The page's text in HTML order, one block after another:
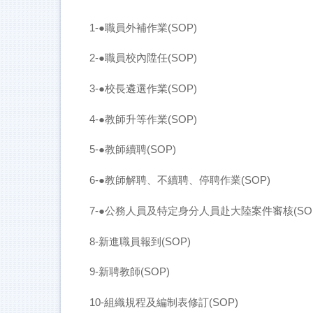
1-●職員外補作業(SOP)
2-●職員校內陞任(SOP)
3-●校長遴選作業(SOP)
4-●教師升等作業(SOP)
5-●教師續聘(SOP)
6-●教師解聘、不續聘、停聘作業(SOP)
7-●公務人員及特定身分人員赴大陸案件審核
8-新進職員報到(SOP)
9-新聘教師(SOP)
10-組織規程及編制表修訂(SOP)